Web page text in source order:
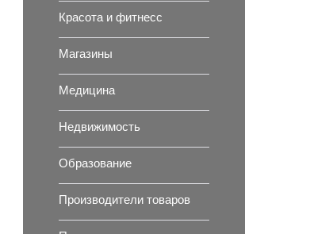
Красота и фитнесс
Магазины
Медицина
Недвижимость
Образование
Производители товаров